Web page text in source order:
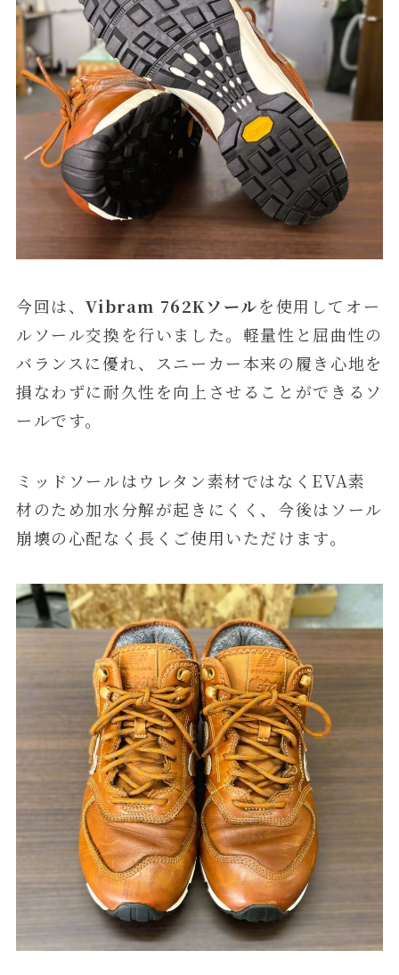
今回は、Vibram 762Kソールを使用してオー
ルソール交換を行いました。軽量性と屈曲性の
バランスに優れ、スニーカー本来の履き心地を
損なわずに耐久性を向上させることができるソ
ールです。
ミッドソールはウレタン素材ではなくEVA素
材のため加水分解が起きにくく、今後はソール
崩壊の心配なく長くご使用いただけます。